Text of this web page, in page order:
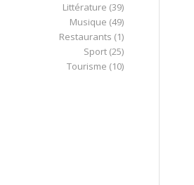
Littérature (39)
Musique (49)
Restaurants (1)
Sport(25)
Tourisme (10)